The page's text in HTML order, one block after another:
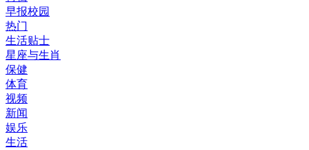
早报校园
热门
生活贴士
星座与生肖
保健
体育
视频
新闻
娱乐
生活